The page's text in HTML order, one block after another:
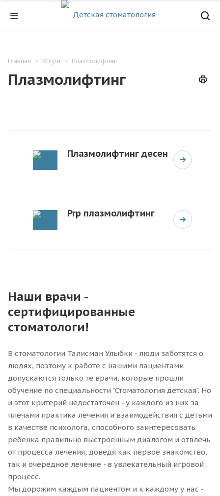
Главная Услуги Плазмолифтинг
Плазмолифтинг
Плазмолифтинг десен
Prp плазмолифтинг
Наши врачи -
сертифицированные
стоматологи!
В стоматологии Талисман Улыбки - люди заботятся о
людях, поэтому к работе с нашими пациентами
допускаются только те врачи, которые прошли
обучение по специальности "Стоматология детская". Но
и этот критерий недостаточен - у каждого из них за
плечами практика лечения и взаимодействия с детьми
в качестве психолога, способного заинтересовать
ребенка правильно выстроенным диалогом и отвлечь
от процесса лечения, доведя как первое знакомство,
так и очередное лечение - в увлекательный игровой
процесс.
Мы дорожим каждым пациентом и к каждому у нас -